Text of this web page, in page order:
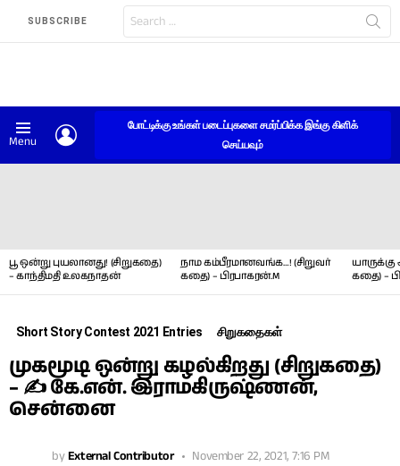
SUBSCRIBE
for:
Menu
போட்டிக்கு உங்கள் படைப்புகளை சமர்ப்பிக்க இங்கு கிளிக்
செய்யவும்
பூ ஒன்று புயலானது! (சிறுகதை)
– காந்திமதி உலகநாதன்
நாம கம்பீரமானவங்க…! (சிறுவர்
கதை) – பிரபாகரன்.M
யாருக்கு
கதை) –
Short Story Contest 2021 Entries சிறுகதைகள்
முகமூடி ஒன்று கழல்கிறது (சிறுகதை)
– ✍ கே.என். இராமகிருஷ்ணன்,
சென்னை
byExternal Contributor November 22, 2021, 7:16 PM